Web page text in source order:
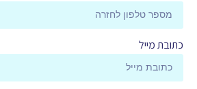
כתובת מייל